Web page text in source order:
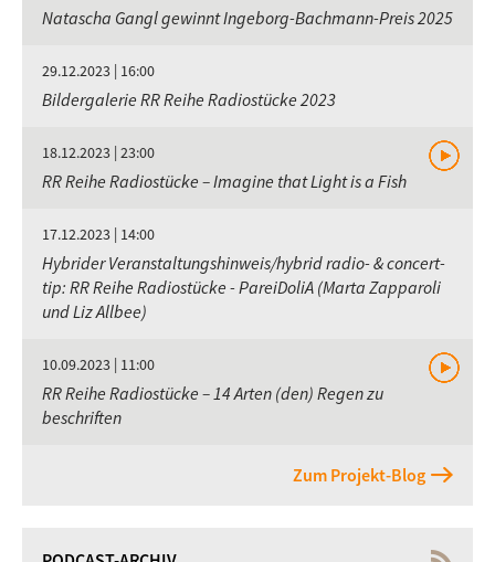
Natascha Gangl gewinnt Ingeborg-Bachmann-Preis 2025
29.12.2023 | 16:00
Bildergalerie RR Reihe Radiostücke 2023
18.12.2023 | 23:00
RR Reihe Radiostücke – Imagine that Light is a Fish
17.12.2023 | 14:00
Hybrider Veranstaltungshinweis/hybrid radio- & concert-
tip: RR Reihe Radiostücke - PareiDoliA (Marta Zapparoli
und Liz Allbee)
10.09.2023 | 11:00
RR Reihe Radiostücke – 14 Arten (den) Regen zu
beschriften
Zum Projekt-Blog